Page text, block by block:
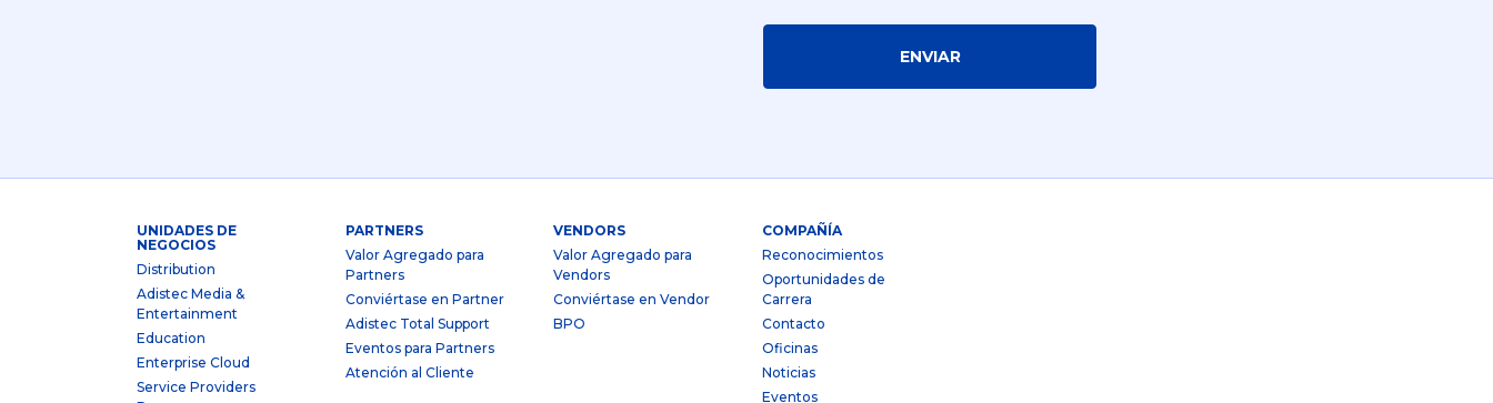
ENVIAR
UNIDADES DE
NEGOCIOS
Distribution
Adistec Media &
Entertainment
Education
Enterprise Cloud
Service Providers
PARTNERS
Valor Agregado para
Partners
Conviértase en Partner
Adistec Total Support
Eventos para Partners
Atención al Cliente
VENDORS
Valor Agregado para
Vendors
Conviértase en Vendor
BPO
COMPAÑÍA
Reconocimientos
Oportunidades de
Carrera
Contacto
Oficinas
Noticias
Eventos